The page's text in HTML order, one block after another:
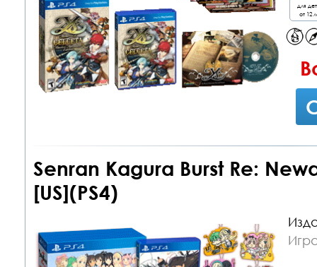
для
от 12
Senran Kagura Burst Re:
[US](PS4)